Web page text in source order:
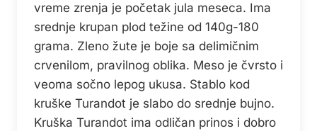
vreme zrenja je početak jula meseca. Ima
srednje krupan plod težine od 140g-180
grama. Zleno žute je boje sa delimičnim
crvenilom, pravilnog oblika. Meso je čvrsto i
veoma sočno lepog ukusa. Stablo kod
kruške Turandot je slabo do srednje bujno.
Kruška Turandot ima odličan prinos i dobro